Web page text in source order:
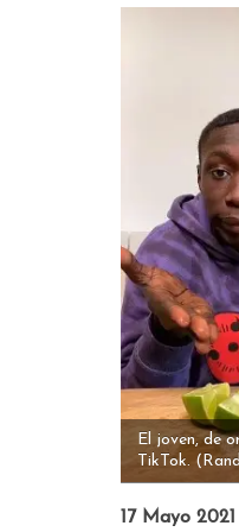
El joven, de
TikTok.
17 Mayo